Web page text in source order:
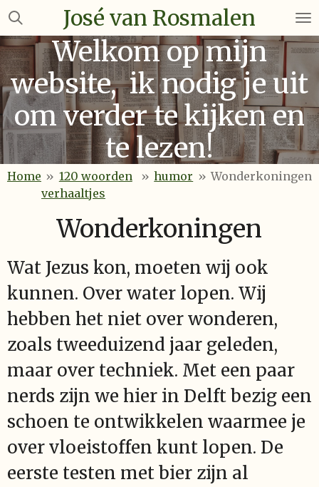
Ga
naar
de
hoofdinhoud
José van Rosmalen
Welkom op mijn
website, ik nodig je uit
om verder te kijken en
te lezen!
Home » 120 woorden
verhaaltjes
» humor » Wonderkoningen
Wonderkoningen
Wat Jezus kon, moeten wij ook
kunnen. Over water lopen. Wij
hebben het niet over wonderen,
zoals tweeduizend jaar geleden,
maar over techniek. Met een paar
nerds zijn we hier in Delft bezig een
schoen te ontwikkelen waarmee je
over vloeistoffen kunt lopen. De
eerste testen met bier zijn al